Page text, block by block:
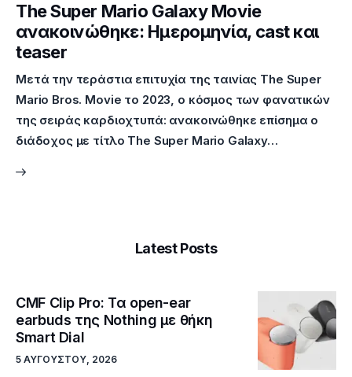
The Super Mario Galaxy Movie
ανακοινώθηκε: Ημερομηνία, cast και
teaser
Μετά την τεράστια επιτυχία της ταινίας The Super
Mario Bros. Movie το 2023, ο κόσμος των φανατικών
της σειράς καρδιοχτυπά: ανακοινώθηκε επίσημα ο
διάδοχος με τίτλο The Super Mario Galaxy…
Latest Posts
CMF Clip Pro: Τα open-ear
earbuds της Nothing με θήκη
Smart Dial
5 ΑΥΓΟΎΣΤΟΥ, 2026